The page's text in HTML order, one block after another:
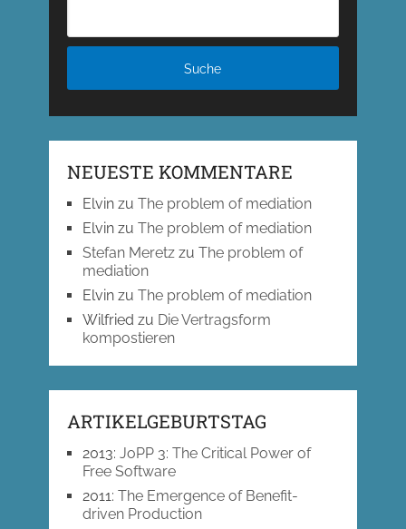
NEUESTE KOMMENTARE
Elvinzu The problem of mediation
Elvinzu The problem of mediation
Stefan Meretzzu The problem of
mediation
Elvinzu The problem of mediation
Wilfried zu Die Vertragsform
kompostieren
ARTIKELGEBURTSTAG
2013: JoPP 3: The Critical Power of
Free Software
2011: The Emergence of Benefit-
driven Production